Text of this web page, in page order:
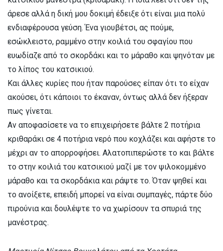
άρεσε αλλά η δική μου δοκιμή έδειξε ότι είναι μια πολύ
ενδιαφέρουσα γεύση. Ένα γιουβέτσι, ας πούμε,
εσώκλειστο, ραμμένο στην κοιλιά του σφαγίου που
ευωδίαζε από το σκορδάκι και το μάραθο και ψηνόταν με
το λίπος του κατσικιού.
Και άλλες κυρίες που ήταν παρούσες είπαν ότι το είχαν
ακούσει, ότι κάποιοι το έκαναν, όντως αλλά δεν ήξεραν
πως γίνεται.
Αν αποφασίσετε να το επιχειρήσετε βάλτε 2 ποτήρια
κριθαράκι σε 4 ποτήρια νερό που κοχλάζει και αφήστε το
μέχρι αν το απορροφήσει. Αλατοπιπερώστε το και βάλτε
το στην κοιλιά του κατσικιού μαζί με τον ψιλοκομμένο
μάραθο και τα σκορδάκια και ράψτε το. Όταν ψηθεί και
το ανοίξετε, επειδή μπορεί να είναι συμπαγές, πάρτε δύο
πιρούνια και δουλέψτε το να χωρίσουν τα σπυριά της
μανέστρας.